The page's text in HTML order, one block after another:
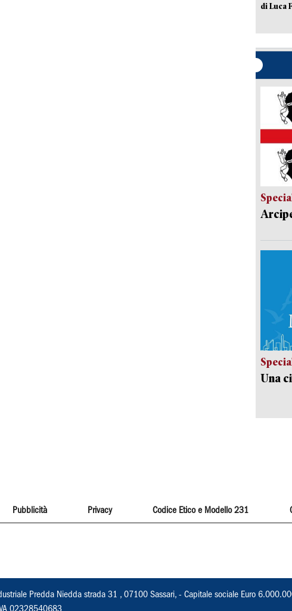
di Luca
Una
Pubblicità Privacy Codice Etico e Modello 231
Predda Niedda strada 31 , 07100 Sassari, - Capitale sociale Euro
02328540683